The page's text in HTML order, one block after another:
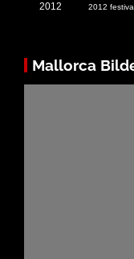
2012 2012
Mallorca